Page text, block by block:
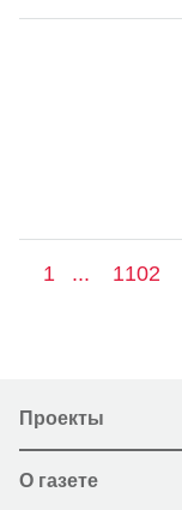
1 ... 1102
Проекты
О газете